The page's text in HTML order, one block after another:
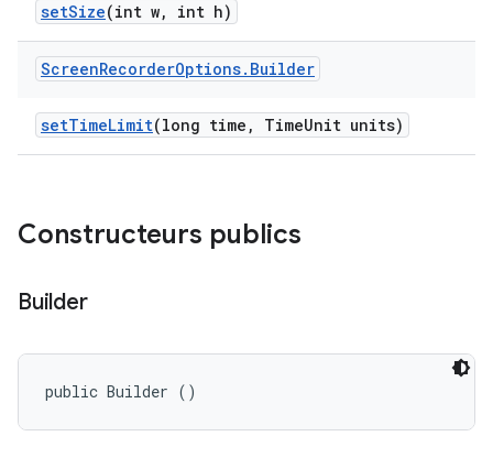
setSize(int w, int h)
ScreenRecorderOptions. Builder
setTimeLimit(long time , TimeUnit units)
Constructeurs publics
Builder
public Builder ()